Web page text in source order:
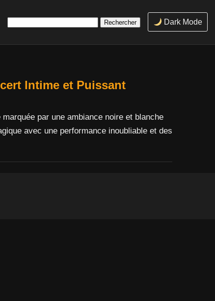
Dark Mode
Intime et Puissant
par une ambiance noire et blanche
avec une performance inoubliable et des